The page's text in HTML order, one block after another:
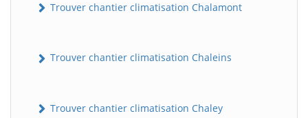
Trouver chantier climatisation Chalamont
Trouver chantier climatisation Chaleins
Trouver chantier climatisation Chaley